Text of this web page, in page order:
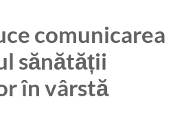
comunicarea
sănătății
în vârstă